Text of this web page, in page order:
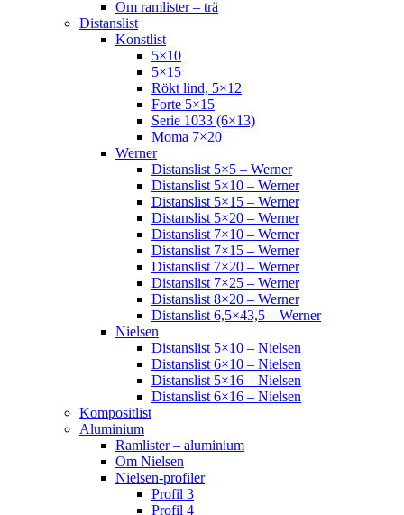
Om ramlister – trä
Distanslist
Konstlist
5×10
5×15
Rökt lind, 5×12
Forte 5×15
Serie 1033 (6×13)
Moma 7×20
Werner
Distanslist 5×5 – Werner
Distanslist 5×10 – Werner
Distanslist 5×15 – Werner
Distanslist 5×20 – Werner
Distanslist 7×10 – Werner
Distanslist 7×15 – Werner
Distanslist 7×20 – Werner
Distanslist 7×25 – Werner
Distanslist 8×20 – Werner
Distanslist 6,5×43,5 – Werner
Nielsen
Distanslist 5×10 – Nielsen
Distanslist 6×10 – Nielsen
Distanslist 5×16 – Nielsen
Distanslist 6×16 – Nielsen
Kompositlist
Aluminium
Ramlister – aluminium
Om Nielsen
Nielsen-profiler
Profil 3
Profil 4